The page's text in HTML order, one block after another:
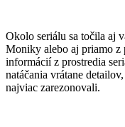
Okolo seriálu sa točila aj
Moniky alebo aj priamo z
informácií z prostredia
natáčania vrátane
najviac zarezonovali.